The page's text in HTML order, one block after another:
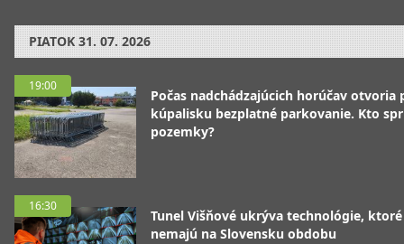
PIATOK 31. 07. 2026
19:00
Počas nadchádzajúcich horúčav otvoria
kúpalisku bezplatné parkovanie. Kto
pozemky?
16:30
Tunel Višňové ukrýva technológie, ktoré
nemajú na Slovensku obdobu